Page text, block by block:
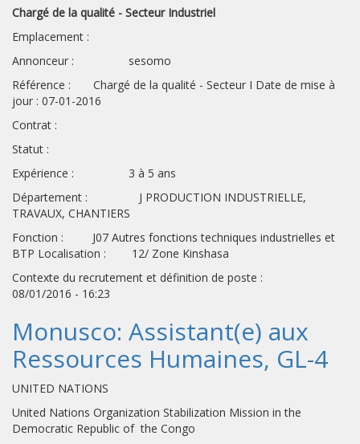
Chargé de la qualité - Secteur Industriel
Emplacement :
Annonceur : sesomo
Référence : Chargé de la qualité - Secteur I Date de mise à
jour : 07-01-2016
Contrat :
Statut :
Expérience : 3 à 5 ans
Département : J PRODUCTION INDUSTRIELLE,
TRAVAUX, CHANTIERS
Fonction : J07 Autres fonctions techniques industrielles et
BTP Localisation : 12/ Zone Kinshasa
Contexte du recrutement et définition de poste :
08/01/2016 - 16:23
Monusco: Assistant(e) aux
Ressources Humaines, GL-4
UNITED NATIONS
United Nations Organization Stabilization Mission in the
Democratic Republic of the Congo